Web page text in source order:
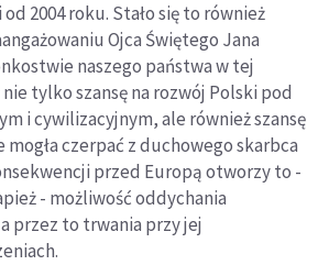
2004 roku. Stało się to również
Ojca Świętego Jana
naszego państwa w tej
tylko szansę na rozwój Polski pod
i cywilizacyjnym, ale również szansę
czerpać z duchowego skarbca
przed Europą otworzy to -
- możliwość oddychania
przez to trwania przy jej